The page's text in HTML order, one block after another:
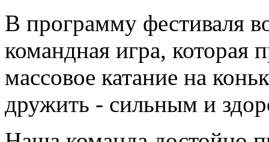
В программу фестиваля
командная игра, которая
массовое катание на
дружить - сильным и